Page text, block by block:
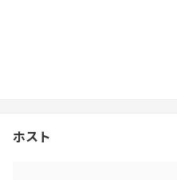
ホスト